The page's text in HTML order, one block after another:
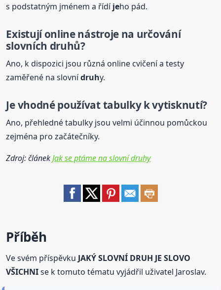
s podstatným jménem a řídíjeho pád.
Existují online nástroje na určování
slovních druhů?
Ano, k dispozici jsou různá online cvičení a testy
zaměřené na slovnídruhy.
Jevhodné používat tabulky k vytisknutí?
Ano, přehledné tabulky jsou velmi účinnou pomůckou
zejména pro začátečníky.
Zdroj: článekJak se ptáme na slovní druhy
Příběh
Ve svém příspěvku JAKÝ SLOVNÍ DRUH JE SLOVO
VŠICHNIse k tomuto tématu vyjádřil uživatel Jaroslav.